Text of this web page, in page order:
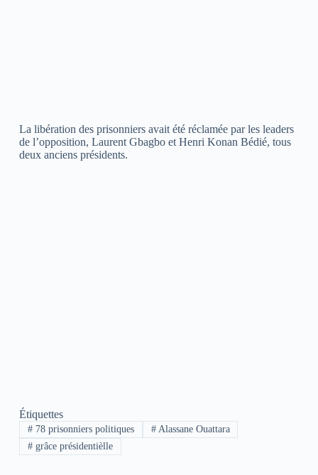
La libération des prisonniers avait été réclamée par les leaders
de l’opposition, Laurent Gbagbo et Henri Konan Bédié, tous
deux anciens présidents.
Étiquettes
#78 prisonniers politiques #Alassane Ouattara
#grâce présidentièlle